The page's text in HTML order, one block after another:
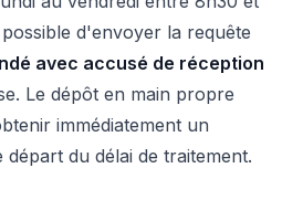
d'envoyer la requête
avec accusé de réception
Le dépôt en main propre
immédiatement un
départ du délai de traitement.